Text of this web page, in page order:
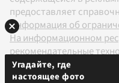
предоставляет
Информация об
На информационном
рекомендательные
Правилами
Угадайте, где
настоящее фото